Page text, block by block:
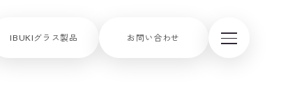
IBUKIグラス製品 お問い合わせ